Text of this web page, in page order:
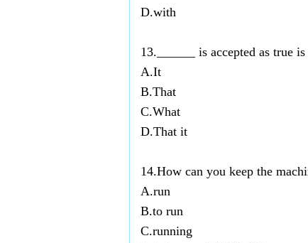
D.with
13.______ is accepted as true
A.It
B.That
C.What
D.That it
14.How can you keep the
A.run
B.to run
C.running